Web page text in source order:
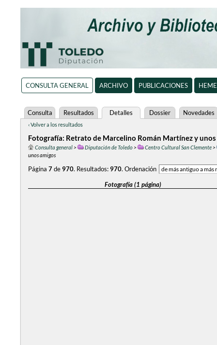
CONSULTA GENERAL ARCHIVO PUBLICACIONES
Consulta Resultados Detalles Dossier Novedades
‹ Volver a los resultados
Fotografía: Retrato de Marcelino Román Martínez y
Consulta general> Diputación de Toledo> Centro Cultural San Clemente>
unos amigos
Página 7de970. Resultados:970. Ordenación
Fotografía (1 página)